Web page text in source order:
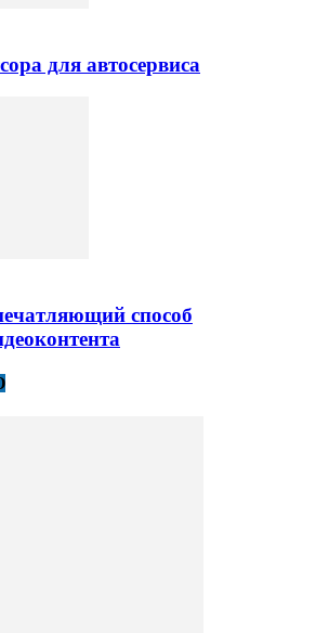
для автосервиса
способ